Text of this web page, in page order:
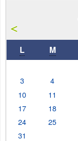
L M
3
4
10
11
17
18
24
25
31